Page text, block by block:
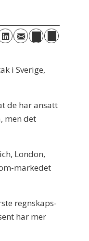
i Sverige,
de har ansatt
men det
London,
markedet
regnskaps-
har mer